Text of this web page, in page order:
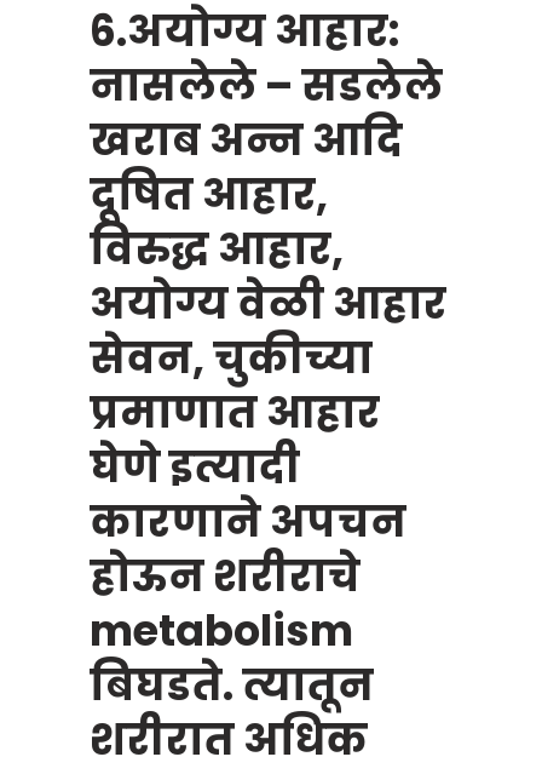
6.अयोग्य आहार:
नासलेले – सडलेले
खराब अन्न आदि
दूषित आहार,
विरुद्ध आहार,
अयोग्य वेळी आहार
सेवन, चुकीच्या
प्रमाणात आहार
घेणे इत्यादी
कारणाने अपचन
होऊन शरीराचे
metabolism
बिघडते. त्यातून
शरीरात अधिक